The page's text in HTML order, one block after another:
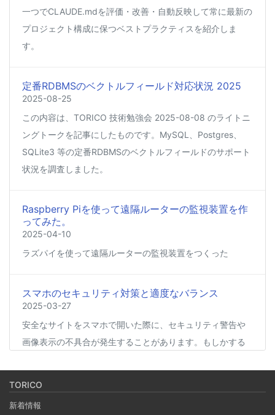
一つでCLAUDE.mdを評価・改善・自動反映して常に最新の
プロジェクト構成に保つベストプラクティスを紹介しま
す。
定番RDBMSのベクトルフィールド対応状況 2025
2025-08-25
この内容は、TORICO 技術勉強会 2025-08-08 のライトニ
ングトークを記事にしたものです。MySQL、Postgres、
SQLite3 等の定番RDBMSのベクトルフィールドのサポート
状況を調査しました。
Raspberry Piを使って遠隔ルーターの監視装置を作
ってみた。
2025-04-10
ラズパイを使って遠隔ルーターの監視装置をつくった
スマホのセキュリティ対策と適度なバランス
2025-03-27
安全なサイトをスマホで開いた際に、セキュリティ警告や
画像表示の不具合が発生することがあります。もしかする
ィ対策とその影響について簡単にご紹介します。
TORICO
新着情報